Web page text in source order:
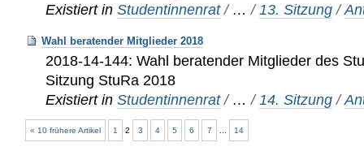
Existiert in Studentinnenrat / …/ 13. Sitzung /
Wahl beratender Mitglieder 2018
2018-14-144: Wahl beratender Mitglieder des
Sitzung StuRa 2018
Existiert in Studentinnenrat / …/ 14. Sitzung /
« 10 frühere Artikel 1 2 3 4 5 6 7 14